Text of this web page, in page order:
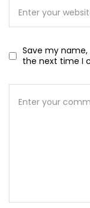
Save my
the next time I